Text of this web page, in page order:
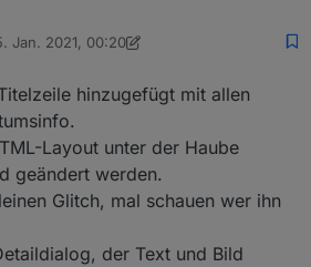
Jan. 2021, 00:20
von OliverIO
hinzugefügt mit allen
Layout unter der Haube
geändert werden.
Glitch, mal schauen wer ihn
der Text und Bild